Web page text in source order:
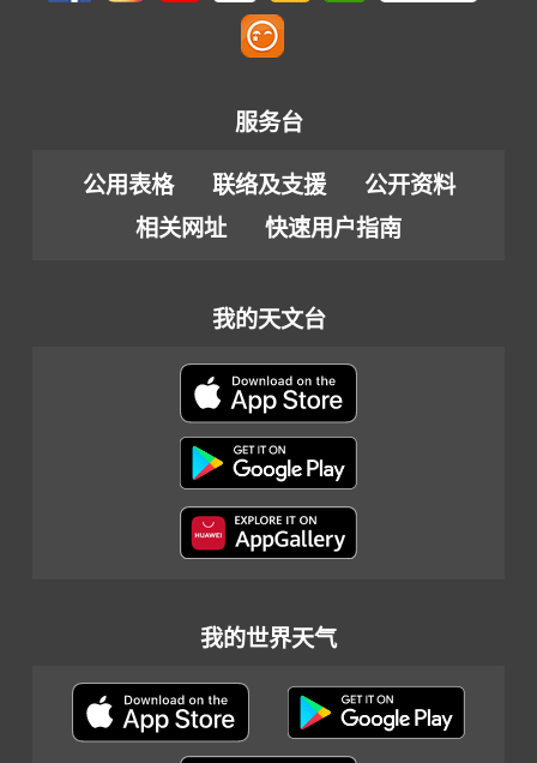
服务台
公用表格 联络及支援
公开资料
相关网址
快速用户指南
我的天文台
我的世界天气